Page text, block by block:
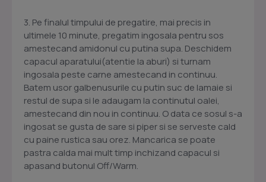
3. Pe finalul timpului de pregatire, mai precis in
ultimele 10 minute, pregatim ingosala pentru sos
amestecand amidonul cu putina supa. Deschidem
capacul aparatului(atentie la aburi) si turnam
ingosala peste carne amestecand in continuu.
Batem usor galbenusurile cu putin suc de lamaie si
restul de supa si le adaugam la continutul oalei,
amestecand din nou in continuu. O data ce sosul s-a
ingosat se gusta de sare si piper si se serveste cald
cu paine rustica sau orez. Mancarica se poate
pastra calda mai mult timp inchizand capacul si
apasand butonul Off/Warm.